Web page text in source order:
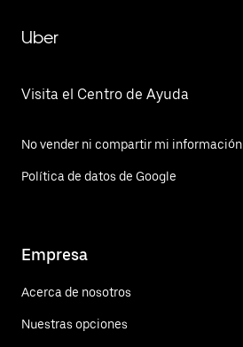
Uber
Visita el Centro de Ayuda
No vender ni compartir mi
Política de datos de Google
Empresa
Acerca de nosotros
Nuestras opciones